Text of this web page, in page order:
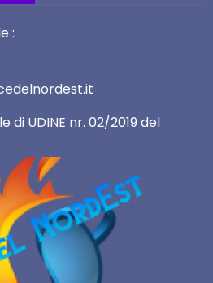
:
di UDINE nr. 02/2019 del